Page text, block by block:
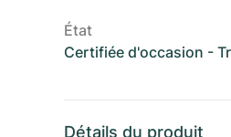
État
Certifiée d'occasion -
Détails du produit